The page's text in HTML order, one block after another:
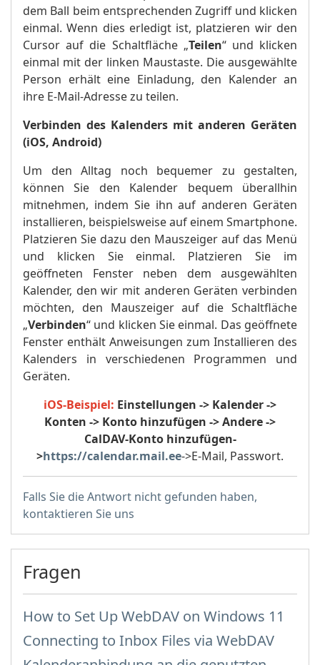
dem Ball beim entsprechenden Zugriff und klicken
einmal. Wenn dies erledigt ist, platzieren wir den
Cursor auf die Schaltfläche „Teilen“ und klicken
einmal mit der linken Maustaste. Die ausgewählte
Person erhält eine Einladung, den Kalender an
ihre E-Mail-Adresse zu teilen.
Verbinden des Kalenders mit anderen Geräten
(iOS, Android)
Um den Alltag noch bequemer zu gestalten,
können Sie den Kalender bequem überallhin
mitnehmen, indem Sie ihn auf anderen Geräten
installieren, beispielsweise auf einem Smartphone.
Platzieren Sie dazu den Mauszeiger auf das Menü
und klicken Sie einmal. Platzieren Sie im
geöffneten Fenster neben dem ausgewählten
Kalender, den wir mit anderen Geräten verbinden
möchten, den Mauszeiger auf die Schaltfläche
„Verbinden“ und klicken Sie einmal. Das geöffnete
Fenster enthält Anweisungen zum Installieren des
Kalenders in verschiedenen Programmen und
Geräten.
iOS-Beispiel: Einstellungen -> Kalender ->
Konten -> Konto hinzufügen -> Andere ->
CalDAV-Konto hinzufügen-
>https://calendar.mail.ee->E-Mail, Passwort.
Falls Sie die Antwort nicht gefunden haben,
kontaktieren Sie uns
Fragen
How to Set Up WebDAV on Windows 11
Connecting to Inbox Files via WebDAV